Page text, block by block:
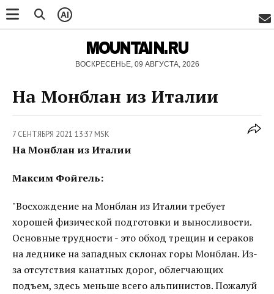
AI
MOUNTAIN.RU
ВОСКРЕСЕНЬЕ, 09 АВГУСТА, 2026
На Монблан из Италии
7 СЕНТЯБРЯ 2021 13:37 MSK
На Монблан из Италии
Максим Фойгель:
"Восхождение на Монблан из Италии требует
хорошей физической подготовки и выносливости.
Основные трудности - это обход трещин и сераков
на леднике на западных склонах горы Монблан. Из-
за отсутствия канатных дорог, облегчающих
подъем, здесь меньше всего альпинистов. Пожалуй